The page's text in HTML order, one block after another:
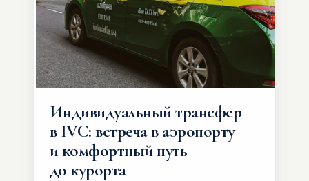
Индивидуальный трансфер
в IVC: встреча в аэропорту
и комфортный путь
до курорта